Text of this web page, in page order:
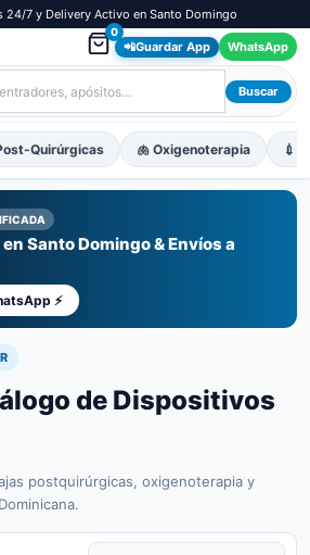
24/7 y Delivery Activo en Santo Domingo
0
📲Guardar App WhatsApp
Buscar
Quirúrgicas 🫁 Oxigenoterapia 💉
Santo Domingo & Envíos a
⚡
de Dispositivos
postquirúrgicas, oxigenoterapia y